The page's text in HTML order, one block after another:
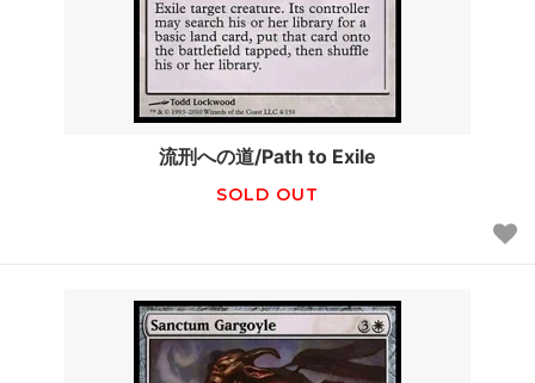
流刑への道/Path to Exile
SOLD OUT